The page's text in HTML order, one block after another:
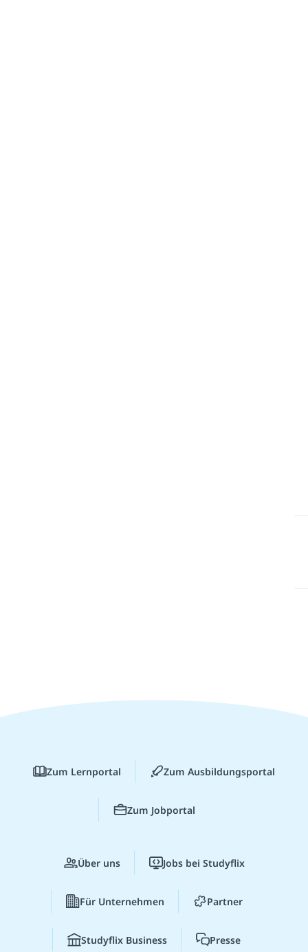
Zum Lernportal Zum Ausbildungsportal
Zum Jobportal
Über uns Jobs bei Studyflix
Für Unternehmen Partner
Studyflix Business Presse